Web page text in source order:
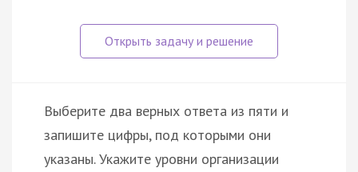
Выберите два верных ответа из пяти и
запишите цифры, под которыми они
указаны. Укажите уровни организации